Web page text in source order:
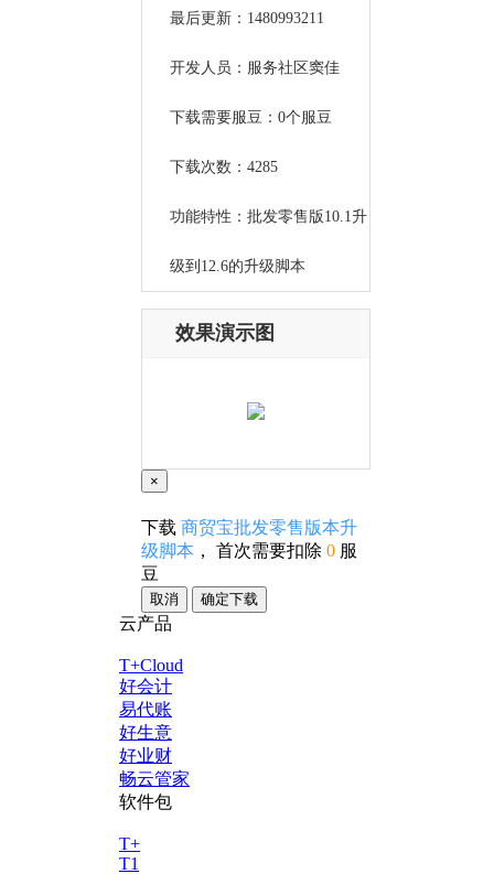
最后更新：1480993211
开发人员：服务社区窦佳
下载需要服豆：0个服豆
下载次数：4285
功能特性：批发零售版10.1升
级到12.6的升级脚本
效果演示图
×
下载 商贸宝批发零售版本升
级脚本 ， 首次需要扣除 0 服
豆
取消 确定下载
云产品
T+Cloud
好会计
易代账
好生意
好业财
畅云管家
软件包
T+
T1